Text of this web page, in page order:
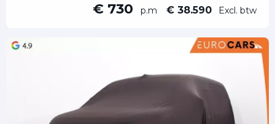
€ 730 p.m € 38.590 Excl. btw